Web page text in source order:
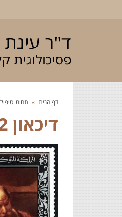
דף הבית » תחומי טיפול
דיכאון 2